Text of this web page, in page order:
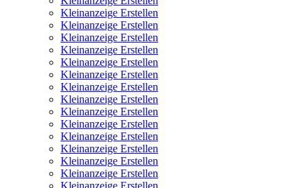
Kleinanzeige Erstellen
Kleinanzeige Erstellen
Kleinanzeige Erstellen
Kleinanzeige Erstellen
Kleinanzeige Erstellen
Kleinanzeige Erstellen
Kleinanzeige Erstellen
Kleinanzeige Erstellen
Kleinanzeige Erstellen
Kleinanzeige Erstellen
Kleinanzeige Erstellen
Kleinanzeige Erstellen
Kleinanzeige Erstellen
Kleinanzeige Erstellen
Kleinanzeige Erstellen